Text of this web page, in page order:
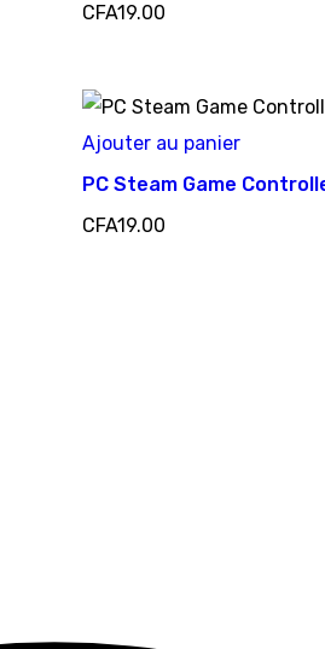
surnotations
CFA19.00
Ajouter au panier
PC Steam Game
CFA19.00